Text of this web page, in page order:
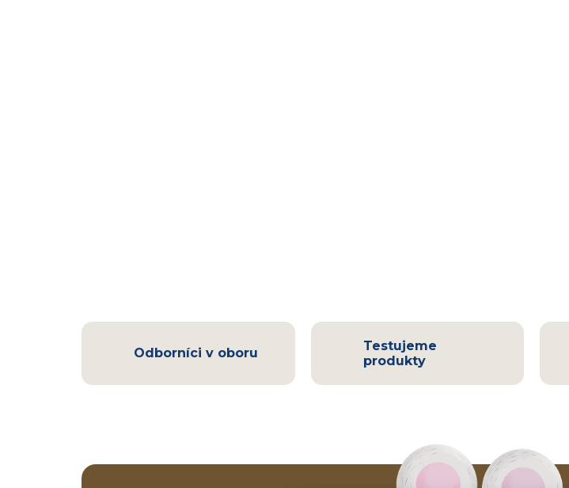
Odborníci v oboru
Testujeme
produkty